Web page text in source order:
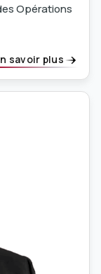
Opérations
savoir plus